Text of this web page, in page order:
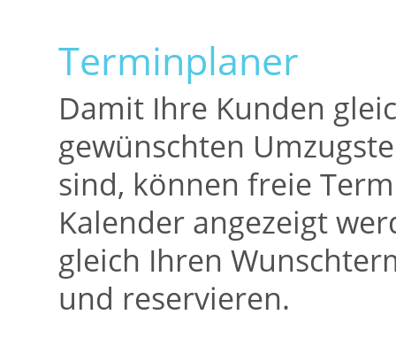
Terminplaner
Damit Ihre Kunden
gewünschten
sind, können freie
Kalender angezeigt
gleich Ihren
und reservieren.